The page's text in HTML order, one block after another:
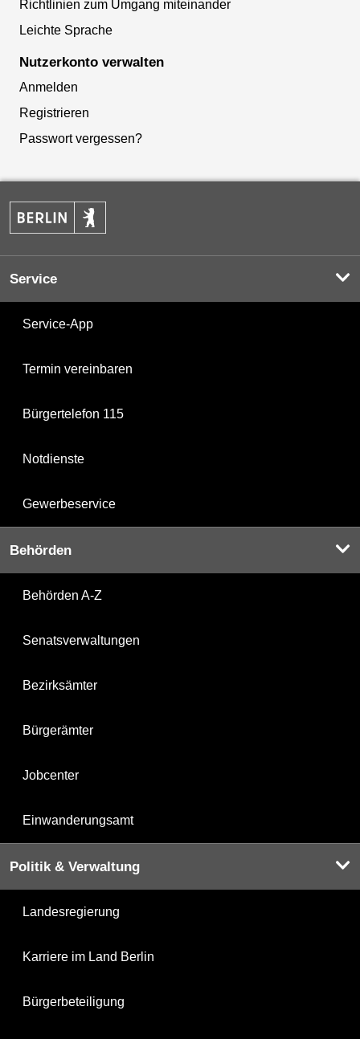
Richtlinien zum Umgang miteinander
Leichte Sprache
Nutzerkonto verwalten
Anmelden
Registrieren
Passwort vergessen?
Service
Service-App
Termin vereinbaren
Bürgertelefon 115
Notdienste
Gewerbeservice
Behörden
Behörden A-Z
Senatsverwaltungen
Bezirksämter
Bürgerämter
Jobcenter
Einwanderungsamt
Politik & Verwaltung
Landesregierung
Karriere im Land Berlin
Bürgerbeteiligung